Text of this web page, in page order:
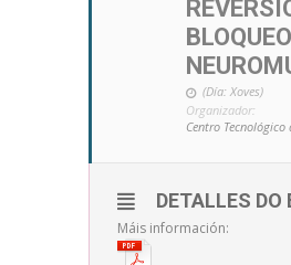
BLOQUEO
(Día: Xoves)
Organizador:
Centro
DETALLES DO
Máis información: